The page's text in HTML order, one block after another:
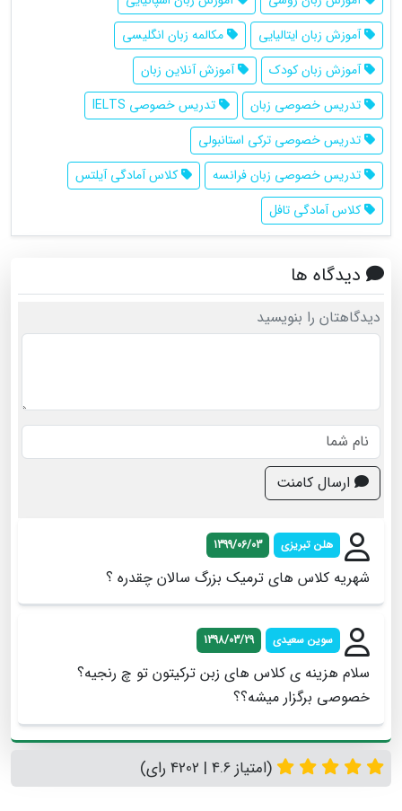
آموزش زبان ایتالیایی
مکالمه زبان انگلیسی
آموزش زبان کودک
آموزش آنلاین زبان
تدریس خصوصی زبان
تدریس خصوصی IELTS
تدریس خصوصی ترکی استانبولی
تدریس خصوصی زبان فرانسه
کلاس آمادگی آیلتس
کلاس آمادگی تافل
دیدگاه ها
دیدگاهتان را بنویسید
ارسال کامنت
هلن تبریزی 1399/06/03
شهریه کلاس های ترمیک بزرگ سالان چقدره ؟
سوین سعیدی 1398/03/29
سلام هزینه ی کلاس های زبن ترکیتون تو چ رنجیه؟
خصوصی برگزار میشه؟؟
(امتیاز 4.6 | 4202 رای)